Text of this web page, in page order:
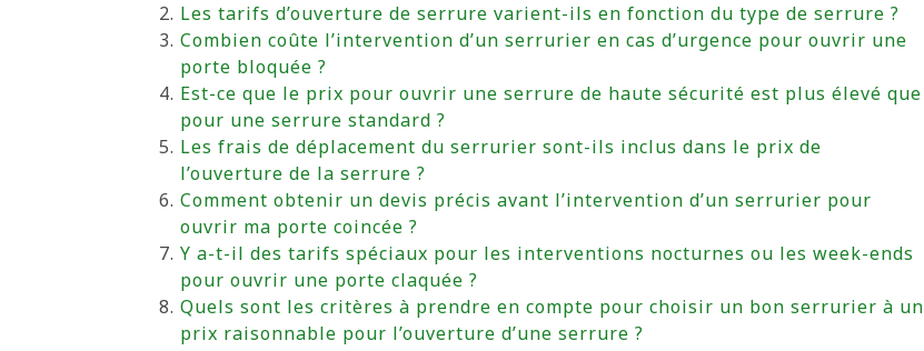
Les tarifs d’ouverture de serrure varient-ils en fonction du type de serrure ?
Combien coûte l’intervention d’un serrurier en cas d’urgence pour ouvrir une
porte bloquée ?
Est-ce que le prix pour ouvrir une serrure de haute sécurité est plus élevé que
pour une serrure standard ?
Les frais de déplacement du serrurier sont-ils inclus dans le prix de
l’ouverture de la serrure ?
Comment obtenir un devis précis avant l’intervention d’un serrurier pour
ouvrir ma porte coincée ?
Y a-t-il des tarifs spéciaux pour les interventions nocturnes ou les week-ends
pour ouvrir une porte claquée ?
Quels sont les critères à prendre en compte pour choisir un bon serrurier à un
prix raisonnable pour l’ouverture d’une serrure ?